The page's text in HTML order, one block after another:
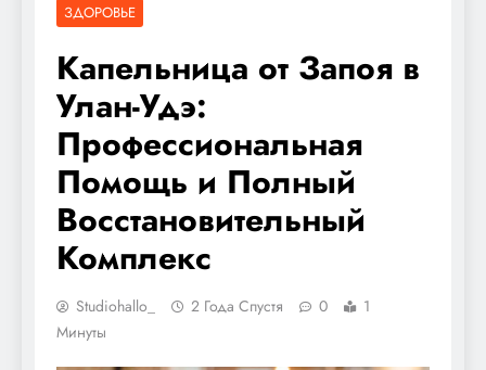
ЗДОРОВЬЕ
Капельница от Запоя в
Улан-Удэ:
Профессиональная
Помощь и Полный
Восстановительный
Комплекс
Studiohallo_ 2 Года Спустя 0
1
Минуты